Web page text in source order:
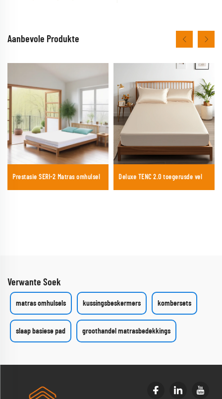
Aanbevole Produkte
Prestasie SERI-2 Matras omhulsel Deluxe TENC 2.0 toegerusde vel
Verwante Soek
matras omhulsels kussingsbeskermers kombersets
slaap basiese pad groothandel matrasbedekkings